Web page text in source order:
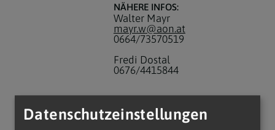
NÄHERE INFOS:
Walter Mayr
mayr.w@aon.at
0664/73570519
Fredi Dostal
0676/4415844
Datenschutzeinstellungen